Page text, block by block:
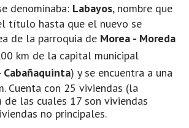
denominaba: Labayos, nombre que
título hasta que el nuevo se
de la parroquia de Morea - Moreda
km de la capital municipal
Cabañaquinta) y se encuentra a una
Cuenta con 25 viviendas (la
de las cuales 17 son viviendas
no principales.